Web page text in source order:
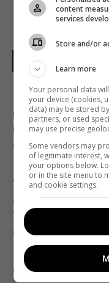
НОВИНИ УКРАЇНИ
Як вибратися з
названо
може допомогти
01:23 п'ятниця, 07 серпня
"Достатньо, щоб
ексчиновниця
Україні
01:19 п'ятниця, 07 серпня
Одне
content
services
Store and/or
Learn more
Your personal data
your device (cookies,
data) may be stored
partners, or used
may use precise
Some vendors may
of legitimate interest,
your options below.
or in the site menu to
and cookie settings.